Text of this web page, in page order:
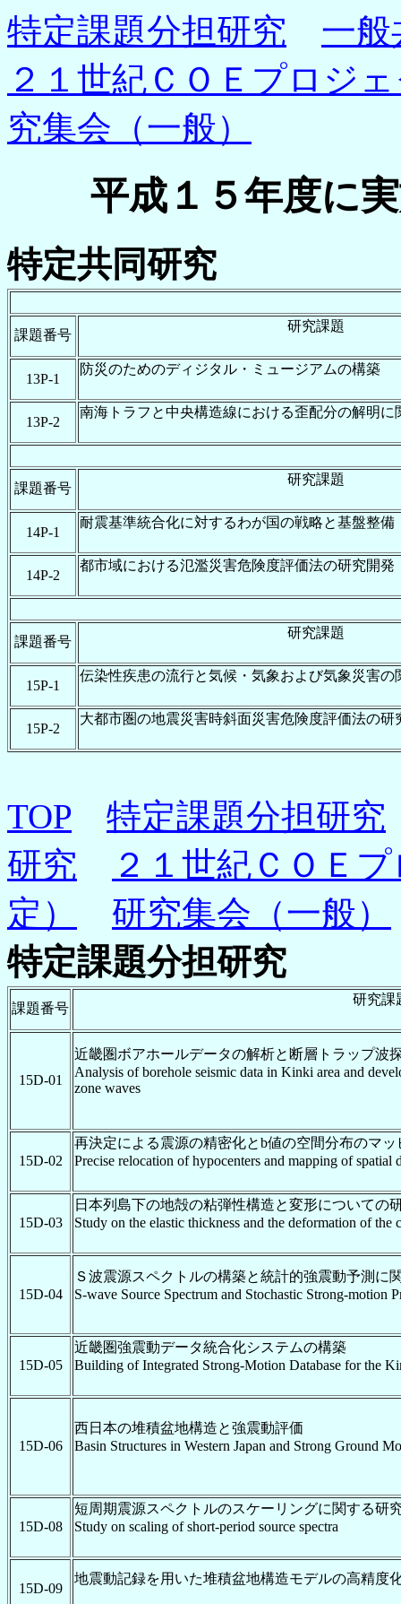
特定課題分担研究
一般
２１世紀ＣＯＥプロジ
究集会（一般）
平成１５年度に
特定共同研究
課題番号
研究課題
13P-1
防災のためのディジタル・ミュージアムの構築
13P-2
南海トラフと中央構造線における歪配分の解明に
課題番号
研究課題
14P-1
耐震基準統合化に対するわが国の戦略と基盤整備
14P-2
都市域における氾濫災害危険度評価法の研究開発
課題番号
研究課題
15P-1
伝染性疾患の流行と気候・気象および気象災害の
15P-2
大都市圏の地震災害時斜面災害危険度評価法の研
TOP
特定課題分担研究
研究
２１世紀ＣＯＥ
定）
研究集会（一般）
特定課題分担研究
課題番号
研究課
15D-01
近畿圏ボアホールデータの解析と断層トラップ波
Analysis of borehole seismic data in Kinki area and
zone waves
15D-02
再決定による震源の精密化とb値の空間分布のマッ
Precise relocation of hypocenters and mapping of spatial
15D-03
日本列島下の地殻の粘弾性構造と変形についての
Study on the elastic thickness and the deformation of the
15D-04
Ｓ波震源スペクトルの構築と統計的強震動予測に
S-wave Source Spectrum and Stochastic Strong-motion
15D-05
近畿圏強震動データ統合化システムの構築
Building of Integrated Strong-Motion Database for the
15D-06
西日本の堆積盆地構造と強震動評価
Basin Structures in Western Japan and Strong Ground
15D-08
短周期震源スペクトルのスケーリングに関する研
Study on scaling of short-period source spectra
15D-09
地震動記録を用いた堆積盆地構造モデルの高精度